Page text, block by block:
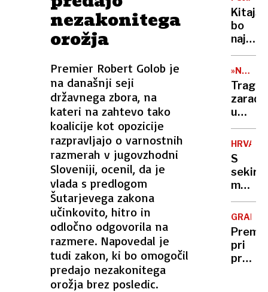
nezakonitega
orožja
Premier Robert Golob je
na današnji seji
državnega zbora, na
kateri na zahtevo tako
koalicije kot opozicije
razpravljajo o varnostnih
razmerah v jugovzhodni
Sloveniji, ocenil, da je
vlada s predlogom
Šutarjevega zakona
učinkovito, hitro in
odločno odgovorila na
razmere. Napovedal je
tudi zakon, ki bo omogočil
predajo nezakonitega
orožja brez posledic.
bo
bo
v
vodah
ODNOS«
zaradi
po
s
storil
S
sekiro
med
ubila
pred
leti
že
pri